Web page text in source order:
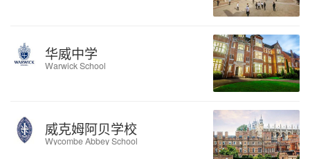
华威中学
Warwick School
威克姆阿贝学校
Wycombe Abbey School